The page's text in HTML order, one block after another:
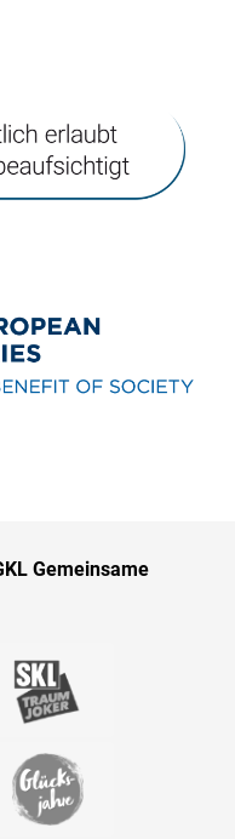
Gemeinsame